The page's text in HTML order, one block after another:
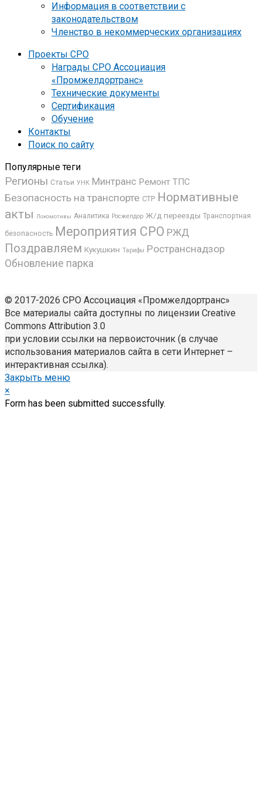
Информация в соответствии с
законодательством
Членство в некоммерческих организациях
Проекты СРО
Награды СРО Ассоциация
«Промжелдортранс»
Технические документы
Сертификация
Обучение
Контакты
Поиск по сайту
Популярные теги
Регионы Статьи УНК Минтранс Ремонт ТПС
Безопасность на транспорте СТР Нормативные
акты
Локомотивы Аналитика Росжелдор Ж/д переезды Транспортная
безопасность Мероприятия СРО РЖД
Поздравляем Кукушкин Тарифы Ространснадзор
Обновление парка
© 2017-2026 СРО Ассоциация «Промжелдортранс»
Все материалы сайта доступны по лицензии Creative
Commons Attribution 3.0
при условии ссылки на первоисточник (в случае
использования материалов сайта в сети Интернет –
интерактивная ссылка).
Закрыть меню
×
Form has been submitted successfully.